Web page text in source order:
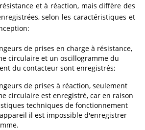
et à réaction, mais diffère des
selon les caractéristiques et
de prises en charge à résistance,
circulaire et un oscillogramme du
du contacteur sont enregistrés;
de prises à réaction, seulement
circulaire est enregistré, car en raison
techniques de fonctionnement
il est impossible d'enregistrer